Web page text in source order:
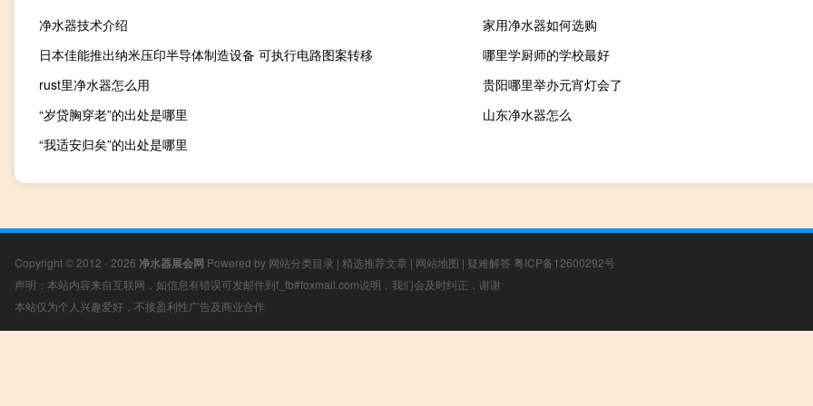
净水器技术介绍
家用净水器如何选购
日本佳能推出纳米压印半导体制造设备 可执行电路图案转移
哪里学厨师的学校最好
rust里净水器怎么用
贵阳哪里举办元宵灯会了
“岁贷胸穿老”的出处是哪里
山东净水器怎么
“我适安归矣”的出处是哪里
Copyright © 2012 - 2026 净水器展会网 Powered by 网站分类目录 | 精选推荐文章 | 网站地图 | 疑难解答 粤ICP备12600292号
声明：本站内容来自互联网，如信息有错误可发邮件到f_fb#foxmail.com说明，我们会及时纠正，谢谢
本站仅为个人兴趣爱好，不接盈利性广告及商业合作